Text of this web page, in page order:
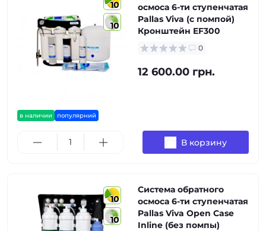
10
10
в наличии популярний
осмоса 6-ти ступенчатая
Pallas Viva (с помпой)
Кронштейн EF300
0
12 600.00 грн.
В корзину
10
10
Система обратного
осмоса 6-ти ступенчатая
Pallas Viva Open Case
Inline (без помпы)